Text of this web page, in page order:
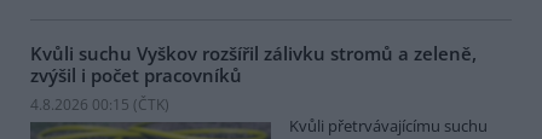
Kvůli suchu Vyškov rozšířil zálivku stromů a zeleně,
zvýšil i počet pracovníků
4.8.2026 00:15 (ČTK)
Kvůli přetrvávajícímu suchu